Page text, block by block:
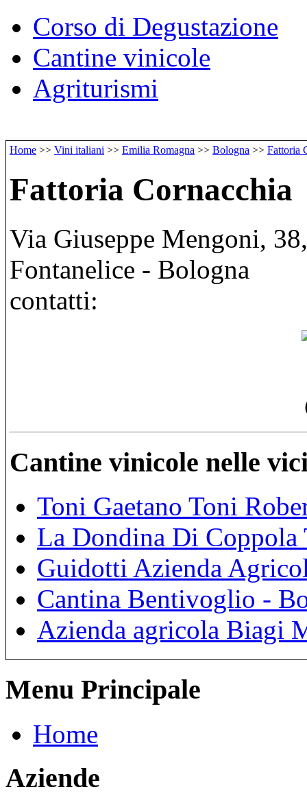
Corso di Degustazione
Cantine vinicole
Agriturismi
Home >> Vini italiani >> Emilia Romagna >> Bologna >> Fattoria
Fattoria Cornacchia
Via Giuseppe Mengoni,
Fontanelice - Bologna
contatti:
Cantine vinicole nelle
Toni Gaetano Toni
La Dondina Di Coppola
Guidotti Azienda
Cantina Bentivoglio -
Azienda agricola Biagi
Menu Principale
Home
Aziende